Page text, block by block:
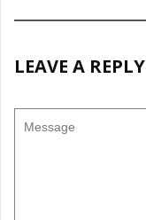
LEAVE A REPLY